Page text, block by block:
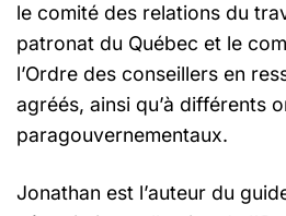
le comité des relations du
patronat du Québec et le
l’Ordre des conseillers en
agréés, ainsi qu’à différents
paragouvernementaux.
Jonathan est l’auteur du